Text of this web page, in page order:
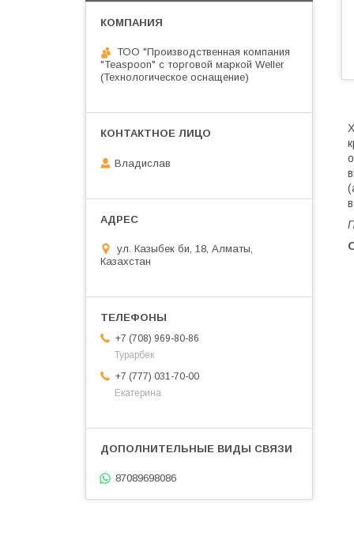
ТОО "Производственная компания
"Teaspoon" с торговой маркой Weller
(Технологическое оснащение)
Владислав
ул. Казыбек би, 18, Алматы,
Казахстан
+7 (708) 969-80-86
Турарбек
+7 (777) 031-70-00
Екатерина
87089698086